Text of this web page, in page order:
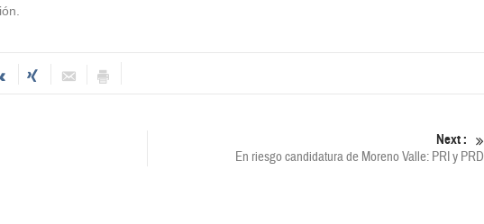
Next :
En riesgo candidatura de Moreno Valle: PRI y PRD